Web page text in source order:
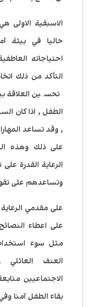
الاسبقية الاولى
حاليا في بيئة
احتياجاته
التأكد من ذلك
تحسين العلاقة
الطفل , اذا كان
, وقد تساعد
على ذلك وهذه
الرعاية القدرة
وتساعدهم على
على مقدمي
على اعطاء
مثل سوء استخدام
العنف
الاجتماعيين
بقاء الطفل آمنا